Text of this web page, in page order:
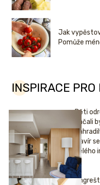
Jak
Pomůže
INSPIRACE PRO
Děti
začali
klavír
celého